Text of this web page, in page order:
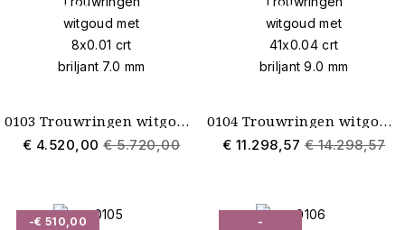
€ 1.200,00
0103 Trouwringen witgoud met 8x0.01 crt briljant 7.0 mm
€ 4.520,00 € 5.720,00
€ 3.000,00
0104 Trouwringen witgoud met 41x0.04 crt briljant 9.0 mm
€ 11.298,57 € 14.298,57
-€ 510,00
-